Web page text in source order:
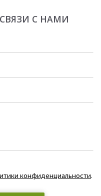
С НАМИ
конфиденциальности.